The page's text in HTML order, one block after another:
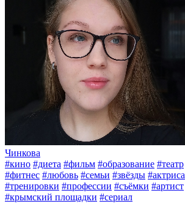
Чинкова
#кино #диета #фильм #образование #театр
#фитнес #любовь #семьи #звёзды #актриса
#тренировки #профессии #съёмки #артист
#крымский площадки #сериал